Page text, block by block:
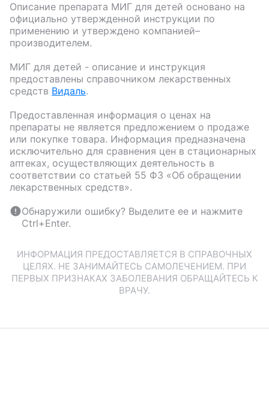
Описание препарата МИГ для детей основано на
официально утвержденной инструкции по
применению и утверждено компанией–
производителем.
МИГ для детей - описание и инструкция
предоставлены справочником лекарственных
средств Видаль.
Предоставленная информация о ценах на
препараты не является предложением о продаже
или покупке товара. Информация предназначена
исключительно для сравнения цен в стационарных
аптеках, осуществляющих деятельность в
соответствии со статьей 55 ФЗ «Об обращении
лекарственных средств».
Обнаружили ошибку? Выделите ее и нажмите
Ctrl+Enter.
ИНФОРМАЦИЯ ПРЕДОСТАВЛЯЕТСЯ В СПРАВОЧНЫХ
ЦЕЛЯХ. НЕ ЗАНИМАЙТЕСЬ САМОЛЕЧЕНИЕМ. ПРИ
ПЕРВЫХ ПРИЗНАКАХ ЗАБОЛЕВАНИЯ ОБРАЩАЙТЕСЬ К
ВРАЧУ.